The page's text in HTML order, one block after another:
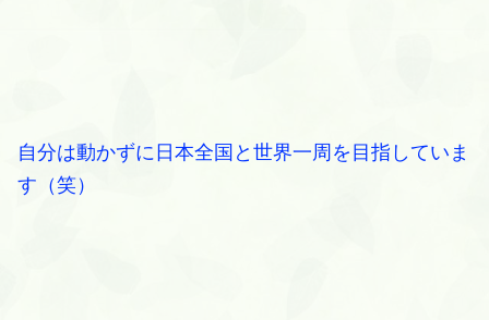
自分は動かずに日本全国と世界一周を目指していま
す（笑）